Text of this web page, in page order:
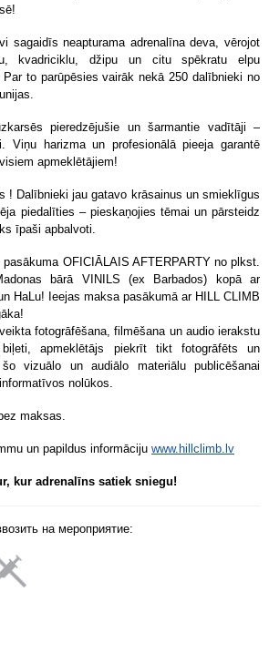
sagaidīs neapturama adrenalīna deva, vērojot
kvadriciklu, džipu un citu spēkratu elpu
to parūpēsies vairāk nekā 250 dalībnieki no
pieredzējušie un šarmantie vadītāji –
Viņu harizma un profesionālā pieeja garantē
apmeklētājiem!
! Dalībnieki jau gatavo krāsainus un smieklīgus
piedalīties – pieskaņojies tēmai un pārsteidz
īpaši apbalvoti.
OFICIĀLAIS AFTERPARTY no plkst.
bārā VINILS (ex Barbados) kopā ar
HaLu! Ieejas maksa pasākumā ar HILL CLIMB
fotogrāfēšana, filmēšana un audio ierakstu
biļeti, apmeklētājs piekrīt tikt fotogrāfēts un
vizuālo un audiālo materiālu publicēšanai
nolūkos.
maksas.
un papildus informāciju www.hillclimb.lv
kur adrenalīns satiek sniegu!
на мероприятие: